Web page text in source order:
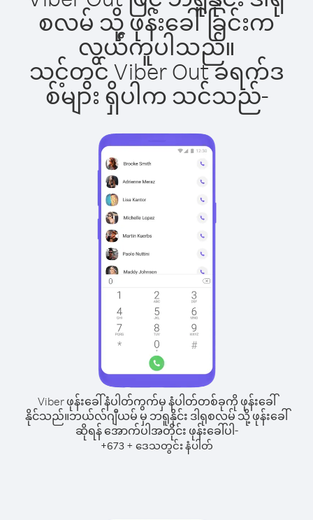
စလမ် သို့ ဖုန်းခေါ်ခြင်းက
လွယ်ကူပါသည်။
သင့်တွင် Viber Out ခရက်ဒ
စ်များ ရှိပါက သင်သည်-
Viber ဖုန်းခေါ်နံပါတ်ကွက်မှ နံပါတ်တစ်ခုကို ဖုန်းခေါ်
နိုင်သည်။ဘယ်လ်ဂျီယမ် မှ ဘရူနိုင်း ဒါရုစလမ် သို့ ဖုန်းခေါ်
ဆိုရန် အောက်ပါအတိုင်း ဖုန်းခေါ်ပါ-
+673+ ဒေသတွင်း နံပါတ်